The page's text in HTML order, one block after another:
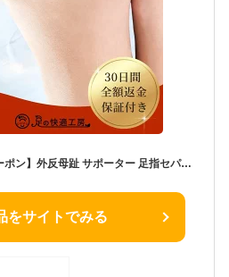
【LINE登録で300円OFFクーポン】外反母趾 サポーター 足指セパレーター（全指） 足指 足の指 広げる 足の指を広げるグッズ 足指サポーター ないはんしょうし 内反小趾 母趾 小趾 水洗い 靴下OK 2種類セット 4個入【30日間全額返金保証】【フットサロン監修】
をサイトでみる